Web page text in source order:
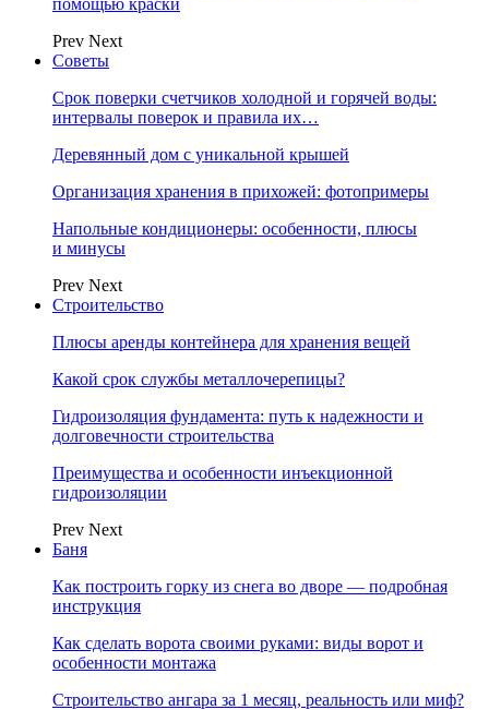
помощью краски
Prev Next
Советы
Срок поверки счетчиков холодной и горячей воды:
интервалы поверок и правила их…
Деревянный дом с уникальной крышей
Организация хранения в прихожей: фотопримеры
Напольные кондиционеры: особенности, плюсы
и минусы
Prev Next
Строительство
Плюсы аренды контейнера для хранения вещей
Какой срок службы металлочерепицы?
Гидроизоляция фундамента: путь к надежности и
долговечности строительства
Преимущества и особенности инъекционной
гидроизоляции
Prev Next
Баня
Как построить горку из снега во дворе — подробная
инструкция
Как сделать ворота своими руками: виды ворот и
особенности монтажа
Строительство ангара за 1 месяц, реальность или миф?